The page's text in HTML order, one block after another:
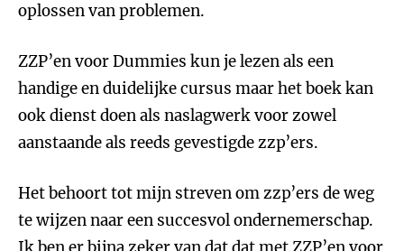
oplossen van problemen.
ZZP’en voor Dummies kun je lezen als een
handige en duidelijke cursus maar het boek kan
ook dienst doen als naslagwerk voor zowel
aanstaande als reeds gevestigde zzp’ers.
Het behoort tot mijn streven om zzp’ers de weg
te wijzen naar een succesvol ondernemerschap.